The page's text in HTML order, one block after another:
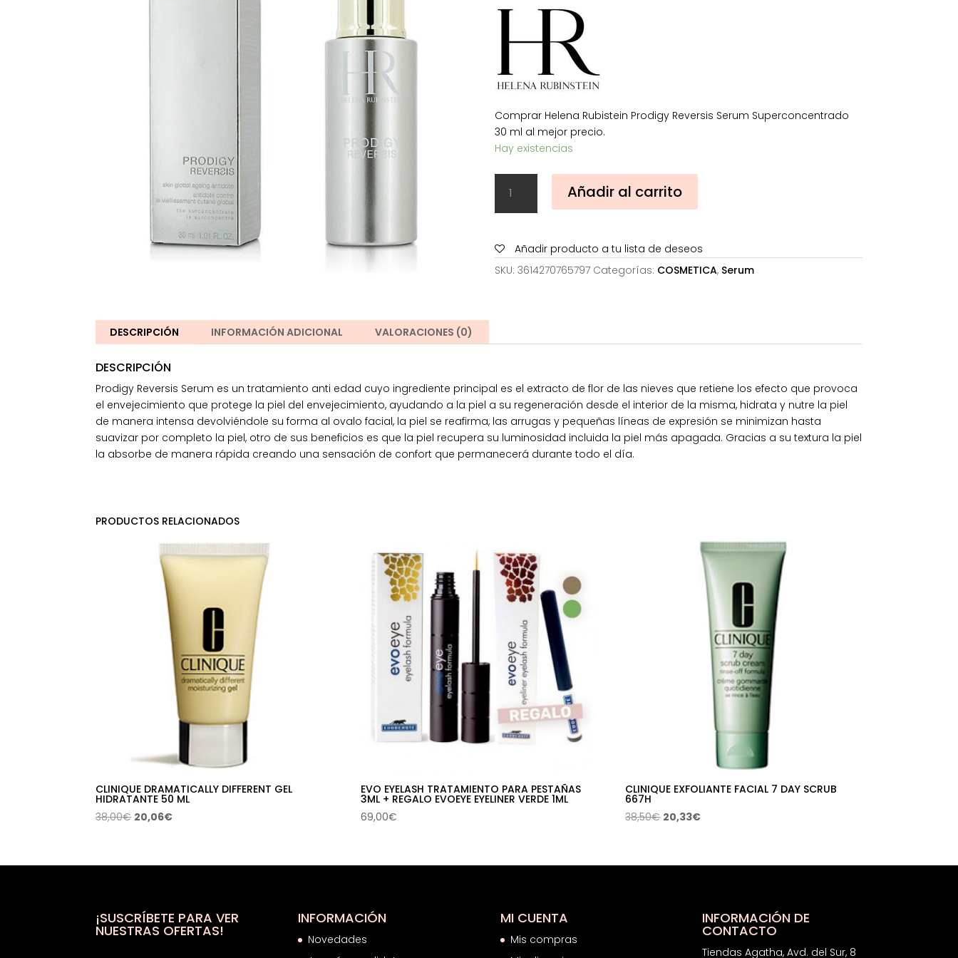
era:
257,00€.
Comprar Helena Rubistein Prodigy Reversis Serum Superconcentrado
30 ml al mejor precio.
Hay existencias
Rubistein
Prodigy
Serum
Superconcentrado
Añadir al carrito
Añadir producto a tu lista de deseos
SKU: 3614270765797 Categorías: COSMETICA, Serum
DESCRIPCIÓN INFORMACIÓN ADICIONAL VALORACIONES (0)
DESCRIPCIÓN
Prodigy Reversis Serum es un tratamiento anti edad cuyo ingrediente principal es el extracto de flor de las nieves que retiene los efecto que provoca
el envejecimiento que protege la piel del envejecimiento, ayudando a la piel a su regeneración desde el interior de la misma, hidrata y nutre la piel
de manera intensa devolviéndole su forma al ovalo facial, la piel se reafirma, las arrugas y pequeñas líneas de expresión se minimizan hasta
suavizar por completo la piel, otro de sus beneficios es que la piel recupera su luminosidad incluida la piel más apagada. Gracias a su textura la piel
la absorbe de manera rápida creando una sensación de confort que permanecerá durante todo el día.
PRODUCTOS RELACIONADOS
CLINIQUE DRAMATICALLY DIFFERENT GEL
HIDRATANTE 50 ML
38,00€ El
era:
20,06€El
es:
EVO EYELASH TRATAMIENTO PARA PESTAÑAS
3ML + REGALO EVOEYE EYELINER VERDE 1ML
69,00€
CLINIQUE EXFOLIANTE FACIAL 7 DAY SCRUB
667H
38,50€ El
era:
20,33€El
es:
¡SUSCRÍBETE PARA VER
NUESTRAS OFERTAS!
INFORMACIÓN
Novedades
MI CUENTA
Mis compras
INFORMACIÓN DE
CONTACTO
Tiendas Agatha, Avd. del Sur, 8